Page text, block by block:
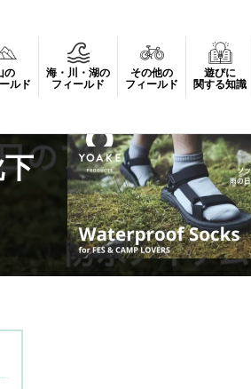
の
ルド
海・川・湖の
フィールド
その他の
フィールド
遊びに
関する知識